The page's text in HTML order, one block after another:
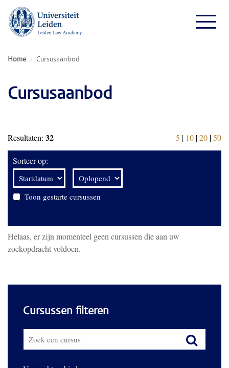
Home Cursusaanbod
Cursusaanbod
Resultaten: 32 5 | 10 |20 |50
Sorteer op:
Toon gestarte cursussen
Helaas, er zijn momenteel geen cursussen die aan uw
zoekopdracht voldoen.
Cursussen filteren